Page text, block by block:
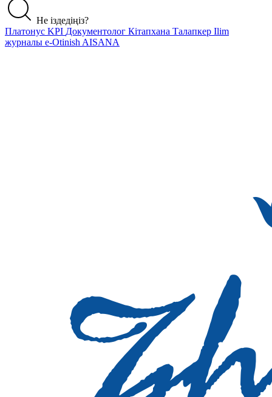
Не іздедіңіз?
Платонус KPI Документолог Кітапхана Талапкер Ilim
журналы e-Otinish AISANA